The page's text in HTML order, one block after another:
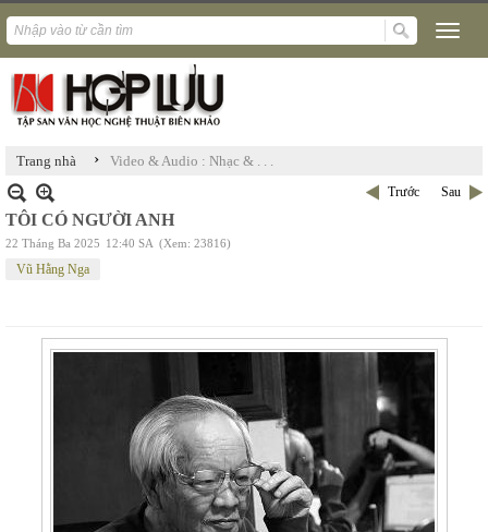
Trang nhà › Video & Audio : Nhạc & . . .
Trước Sau
TÔI CÓ NGƯỜI ANH
22 Tháng Ba 2025 12:40 SA (Xem: 23816)
Vũ Hằng Nga